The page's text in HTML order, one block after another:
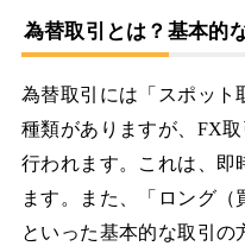
為替取引とは？基本的
為替取引には「スポット
種類がありますが、FX
行われます。これは、即
ます。また、「ロング（
といった基本的な取引